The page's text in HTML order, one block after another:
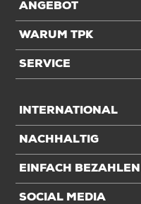
ANGEBOT
WARUM TPK
SERVICE
INTERNATIONAL
NACHHALTIG
EINFACH BEZAHLEN
SOCIAL MEDIA